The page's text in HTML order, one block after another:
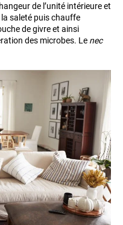
de l’unité intérieure et
saleté puis chauffe
de givre et ainsi
des microbes. Le nec